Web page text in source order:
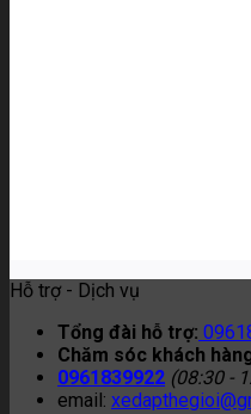
Hỗ trợ - Dịch vụ
Tổng đài hỗ trợ:
Chăm sóc khách
0961839922 (08:30 -
email: